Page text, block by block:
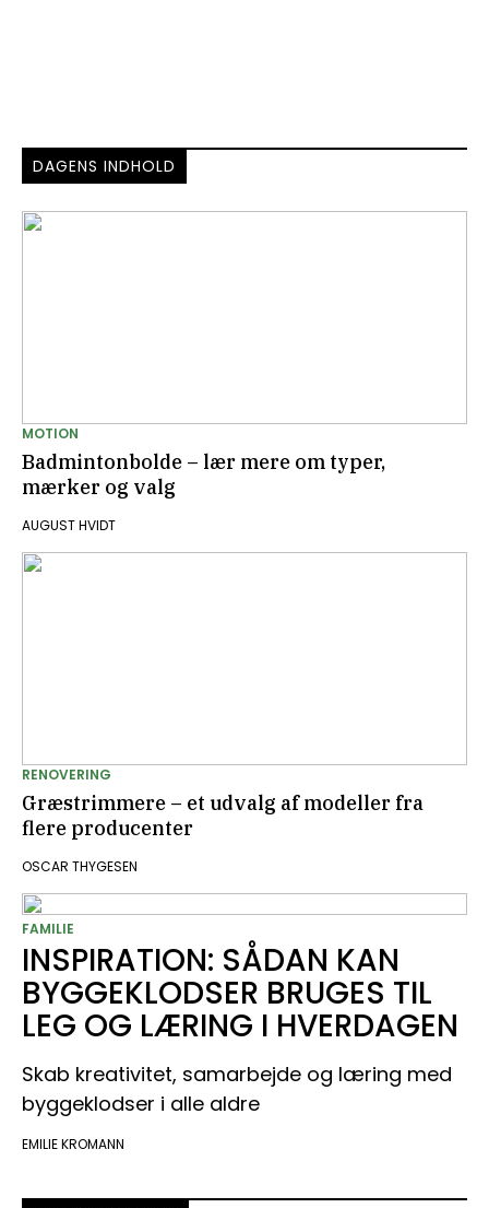
DAGENS INDHOLD
Badmintonbolde – lær mere om typer,
mærker og valg
MOTION
AUGUST HVIDT
Græstrimmere – et udvalg af modeller fra
flere producenter
RENOVERING
OSCAR THYGESEN
INSPIRATION: SÅDAN KAN
BYGGEKLODSER BRUGES TIL
LEG OG LÆRING I HVERDAGEN
Skab kreativitet, samarbejde og læring med
byggeklodser i alle aldre
FAMILIE
EMILIE KROMANN